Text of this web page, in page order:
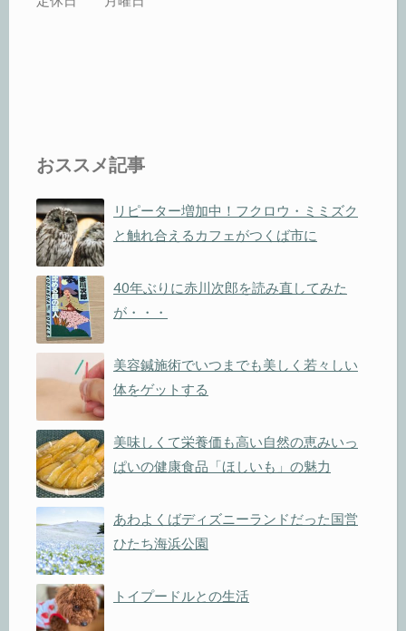
おススメ記事
リピーター増加中！フクロウ・ミミズク
と触れ合えるカフェがつくば市に
40年ぶりに赤川次郎を読み直してみた
が・・・
美容鍼施術でいつまでも美しく若々しい
体をゲットする
美味しくて栄養価も高い自然の恵みいっ
ぱいの健康食品「ほしいも」の魅力
あわよくばディズニーランドだった国営
ひたち海浜公園
トイプードルとの生活